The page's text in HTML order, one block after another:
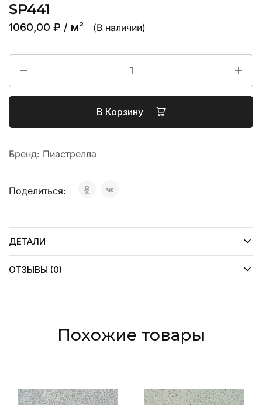
SP441
1060,00 ₽ / м² (В наличии)
В Корзину
Бренд: Пиастрелла
Поделиться:
ДЕТАЛИ
ОТЗЫВЫ (0)
Похожие товары